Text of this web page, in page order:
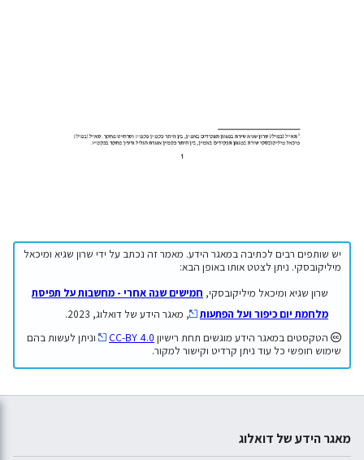
יש שותפים רבים לכתיבה במאגר הידע. מאמר זה נכתב על ידי שרון שגיא ומיכאל
מיליקובסקי. ניתן לצטט אותו באופן הבא:
שרון שגיא ומיכאל מיליקובסקי, חמישים שנה אחרי - מחשבות על תפיסת
מלחמת יום כיפור ועל הפתעות
, מאגר הידע של דואלוג, 2023.
הטקסטים במאגר הידע מוגשים תחת רישיון CC-BY 4.0
וניתן לעשות בהם
שימוש חופשי כל עוד ניתן קרדיט וקישור למקור.
מאגר הידע של דואלוג